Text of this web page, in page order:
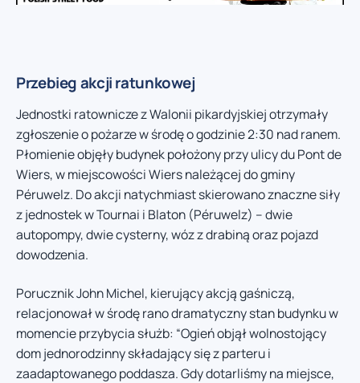
Przebieg akcji ratunkowej
Jednostki ratownicze z Walonii pikardyjskiej otrzymały
zgłoszenie o pożarze w środę o godzinie 2:30 nad ranem.
Płomienie objęły budynek położony przy ulicy du Pont de
Wiers, w miejscowości Wiers należącej do gminy
Péruwelz. Do akcji natychmiast skierowano znaczne siły
z jednostek w Tournai i Blaton (Péruwelz) – dwie
autopompy, dwie cysterny, wóz z drabiną oraz pojazd
dowodzenia.
Porucznik John Michel, kierujący akcją gaśniczą,
relacjonował w środę rano dramatyczny stan budynku w
momencie przybycia służb: “Ogień objął wolnostojący
dom jednorodzinny składający się z parteru i
zaadaptowanego poddasza. Gdy dotarliśmy na miejsce,